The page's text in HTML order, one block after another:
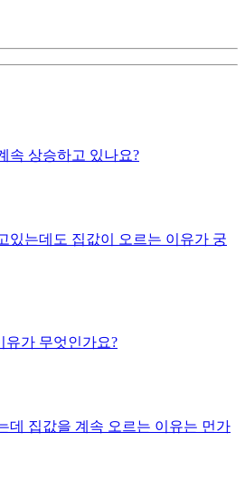
속 상승하고 있나요?
있는데도 집값이 오르는 이유가 궁
유가 무엇인가요?
데 집값을 계속 오르는 이유는 먼가